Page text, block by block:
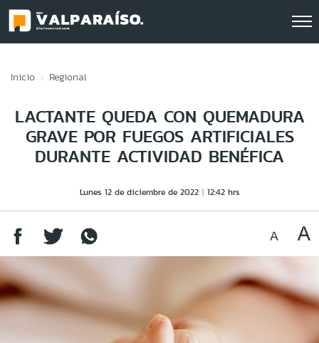
Inicio Regional
LACTANTE QUEDA CON QUEMADURA
GRAVE POR FUEGOS ARTIFICIALES
DURANTE ACTIVIDAD BENÉFICA
Lunes 12 de diciembre de 2022 12:42 hrs